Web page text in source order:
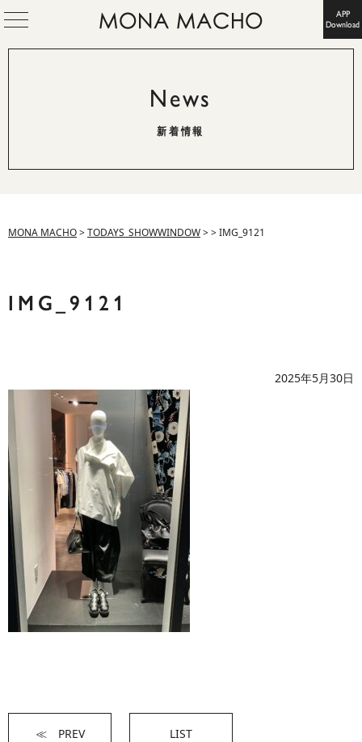
APP
Download
News
新着情報
MONA MACHO>TODAYS_SHOWWINDOW>>IMG_9121
IMG_9121
2025年5月30日
≪ PREV LIST